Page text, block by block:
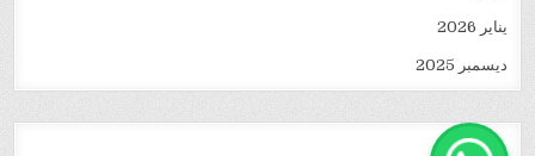
يناير 2026
ديسمبر 2025